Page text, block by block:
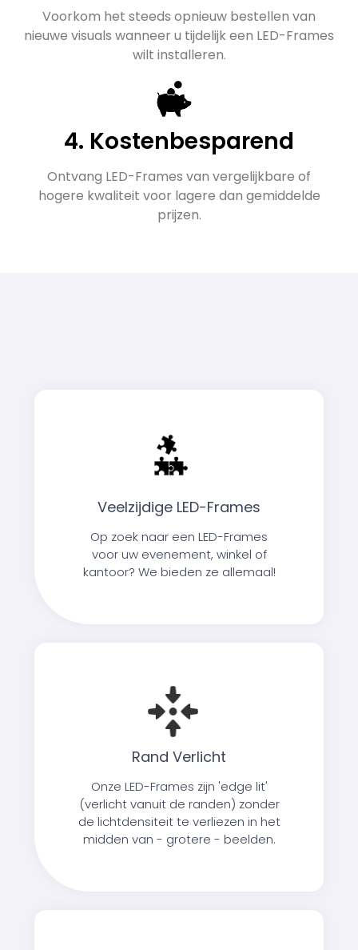
Voorkom het steeds opnieuw bestellen van
nieuwe visuals wanneer u tijdelijk een LED-Frames
wilt installeren.
4. Kostenbesparend
Ontvang LED-Frames van vergelijkbare of
hogere kwaliteit voor lagere dan gemiddelde
prijzen.
Veelzijdige LED-Frames
Op zoek naar een LED-Frames
voor uw evenement, winkel of
kantoor? We bieden ze allemaal!
Rand Verlicht
Onze LED-Frames zijn 'edge lit'
(verlicht vanuit de randen) zonder
de lichtdensiteit te verliezen in het
midden van - grotere - beelden.